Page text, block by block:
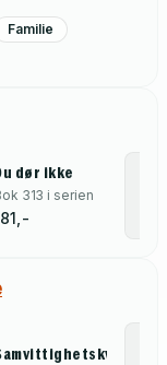
Familie
dør ikke
313 i serien